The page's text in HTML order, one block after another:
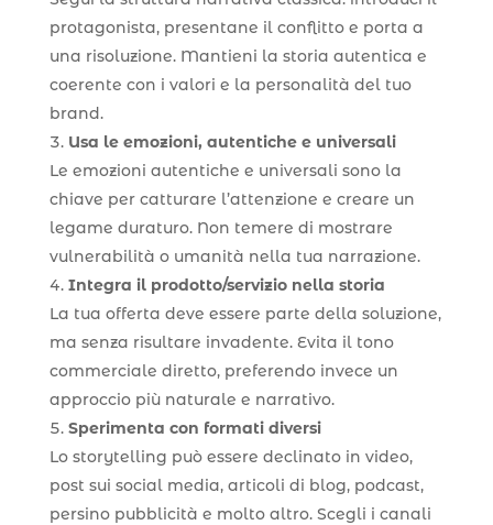
protagonista, presentane il conflitto e porta a
una risoluzione. Mantieni la storia autentica e
coerente con i valori e la personalità del tuo
brand.
Usa le emozioni, autentiche e universali
Le emozioni autentiche e universali sono la
chiave per catturare l’attenzione e creare un
legame duraturo. Non temere di mostrare
vulnerabilità o umanità nella tua narrazione.
Integra il prodotto/servizio nella storia
La tua offerta deve essere parte della soluzione,
ma senza risultare invadente. Evita il tono
commerciale diretto, preferendo invece un
approccio più naturale e narrativo.
Sperimenta con formati diversi
Lo storytelling può essere declinato in video,
post sui social media, articoli di blog, podcast,
persino pubblicità e molto altro. Scegli i canali